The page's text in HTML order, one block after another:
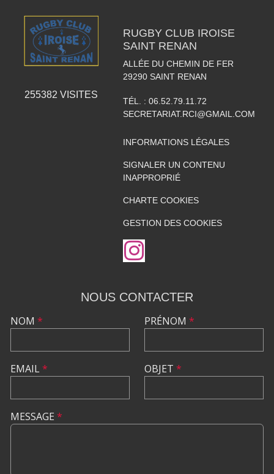
255382 VISITES
RUGBY CLUB IROISE
SAINT RENAN
ALLÉE DU CHEMIN DE FER
29290 SAINT RENAN
TÉL. : 06.52.79.11.72
SECRETARIAT.RCI@GMAIL.COM
INFORMATIONS LÉGALES
SIGNALER UN CONTENU
INAPPROPRIÉ
CHARTE COOKIES
GESTION DES COOKIES
NOUS CONTACTER
NOM *
EMAIL*
PRÉNOM *
OBJET *
MESSAGE *